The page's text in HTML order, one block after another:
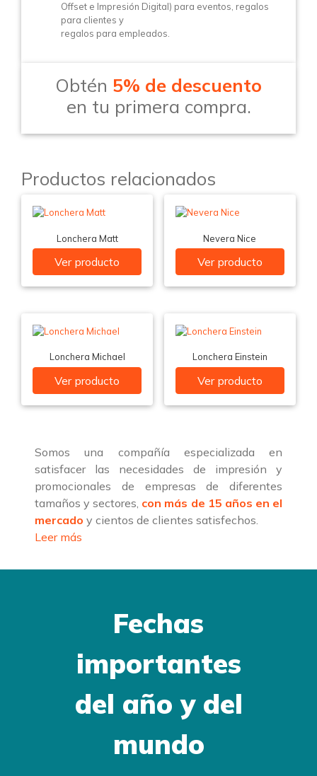
Offset e Impresión Digital) para eventos, regalos
para clientes y
regalos para empleados.
Obtén 5% de descuento
en tu primera compra.
Productos relacionados
Lonchera Matt
Ver producto
Nevera Nice
Ver producto
Lonchera Michael
Ver producto
Lonchera Einstein
Ver producto
Somos una compañía especializada en
satisfacer las necesidades de impresión y
promocionales de empresas de diferentes
tamaños y sectores, con más de 15 años en el
mercado y cientos de clientes satisfechos.
Leer más
Fechas
importantes
del año y del
mundo